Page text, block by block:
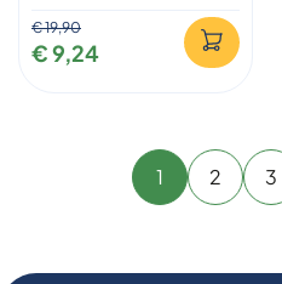
€ 19,90
€ 9,24
1 2 3